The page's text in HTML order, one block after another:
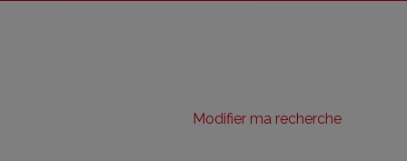
Modifier ma recherche